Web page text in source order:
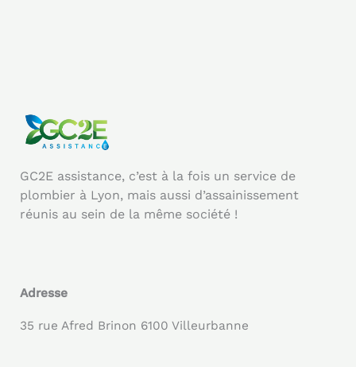
GC2E assistance, c’est à la fois un service de
plombier à Lyon, mais aussi d’assainissement
réunis au sein de la même société !
Adresse
35 rue Afred Brinon 6100 Villeurbanne